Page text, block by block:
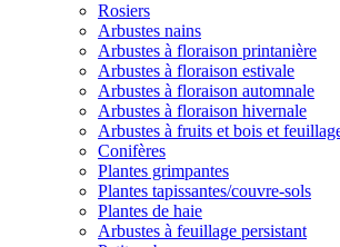
Rosiers
Arbustes nains
Arbustes à floraison printanière
Arbustes à floraison estivale
Arbustes à floraison automnale
Arbustes à floraison hivernale
Arbustes à fruits et bois et
Conifères
Plantes grimpantes
Plantes tapissantes/couvre-sols
Plantes de haie
Arbustes à feuillage persistant